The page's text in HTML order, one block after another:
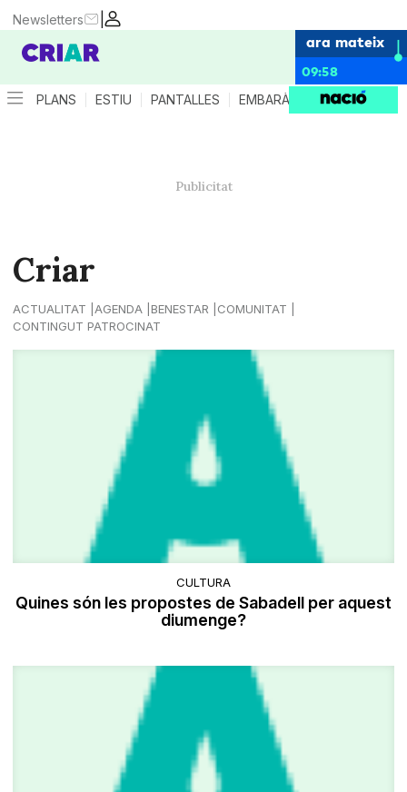
|
Newsletters
ara mateix
09:58
PLANS ESTIU PANTALLES EMBARÀS CRIANÇA
Criar
ACTUALITAT AGENDA BENESTAR
COMUNITAT
CONTINGUT PATROCINAT
CULTURA
Quines són les propostes de Sabadell per aquest
diumenge?